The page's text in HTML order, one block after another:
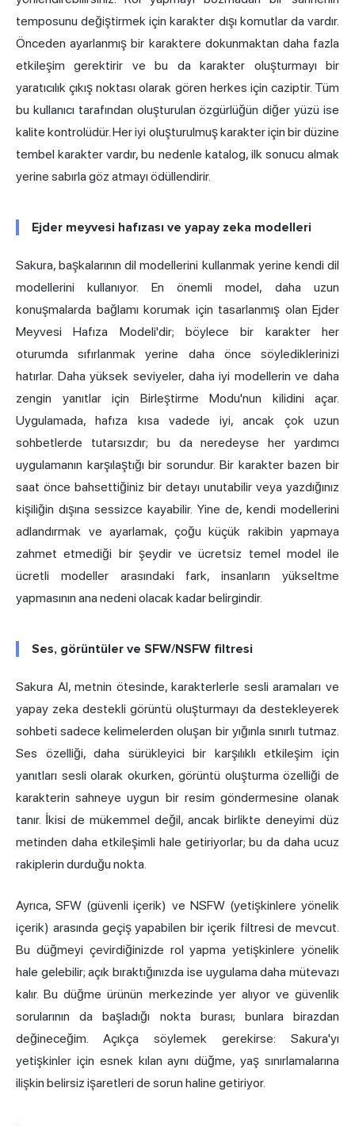
temposunu değiştirmek için karakter dışı komutlar da vardır.
Önceden ayarlanmış bir karaktere dokunmaktan daha fazla
etkileşim gerektirir ve bu da karakter oluşturmayı bir
yaratıcılık çıkış noktası olarak gören herkes için caziptir. Tüm
bu kullanıcı tarafından oluşturulan özgürlüğün diğer yüzü ise
kalite kontrolüdür. Her iyi oluşturulmuş karakter için bir düzine
tembel karakter vardır, bu nedenle katalog, ilk sonucu almak
yerine sabırla göz atmayı ödüllendirir.
Ejder meyvesi hafızası ve yapay zeka modelleri
Sakura, başkalarının dil modellerini kullanmak yerine kendi dil
modellerini kullanıyor. En önemli model, daha uzun
konuşmalarda bağlamı korumak için tasarlanmış olan Ejder
Meyvesi Hafıza Modeli'dir; böylece bir karakter her
oturumda sıfırlanmak yerine daha önce söylediklerinizi
hatırlar. Daha yüksek seviyeler, daha iyi modellerin ve daha
zengin yanıtlar için Birleştirme Modu'nun kilidini açar.
Uygulamada, hafıza kısa vadede iyi, ancak çok uzun
sohbetlerde tutarsızdır; bu da neredeyse her yardımcı
uygulamanın karşılaştığı bir sorundur. Bir karakter bazen bir
saat önce bahsettiğiniz bir detayı unutabilir veya yazdığınız
kişiliğin dışına sessizce kayabilir. Yine de, kendi modellerini
adlandırmak ve ayarlamak, çoğu küçük rakibin yapmaya
zahmet etmediği bir şeydir ve ücretsiz temel model ile
ücretli modeller arasındaki fark, insanların yükseltme
yapmasının ana nedeni olacak kadar belirgindir.
Ses, görüntüler ve SFW/NSFW filtresi
Sakura AI, metnin ötesinde, karakterlerle sesli aramaları ve
yapay zeka destekli görüntü oluşturmayı da destekleyerek
sohbeti sadece kelimelerden oluşan bir yığınla sınırlı tutmaz.
Ses özelliği, daha sürükleyici bir karşılıklı etkileşim için
yanıtları sesli olarak okurken, görüntü oluşturma özelliği de
karakterin sahneye uygun bir resim göndermesine olanak
tanır. İkisi de mükemmel değil, ancak birlikte deneyimi düz
metinden daha etkileşimli hale getiriyorlar; bu da daha ucuz
rakiplerin durduğu nokta.
Ayrıca, SFW (güvenli içerik) ve NSFW (yetişkinlere yönelik
içerik) arasında geçiş yapabilen bir içerik filtresi de mevcut.
Bu düğmeyi çevirdiğinizde rol yapma yetişkinlere yönelik
hale gelebilir; açık bıraktığınızda ise uygulama daha mütevazı
kalır. Bu düğme ürünün merkezinde yer alıyor ve güvenlik
sorularının da başladığı nokta burası; bunlara birazdan
değineceğim. Açıkça söylemek gerekirse: Sakura'yı
yetişkinler için esnek kılan aynı düğme, yaş sınırlamalarına
ilişkin belirsiz işaretleri de sorun haline getiriyor.